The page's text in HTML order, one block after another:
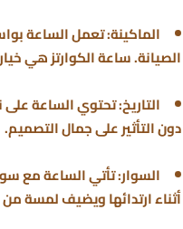
الماكينة: تعمل الساعة
الصيانة. ساعة الكوارتز هي
التاريخ: تحتوي الساعة على
دون التأثير على جمال التصميم.
السوار: تأتي الساعة مع
أثناء ارتدائها ويضيف لمسة من